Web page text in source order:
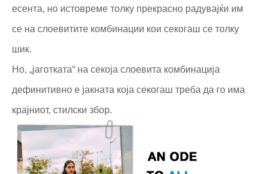
есента, но истовреме толку прекрасно радувајќи им
се на слоевитите комбинации кои секогаш се толку
шик.
Но, „јаготката“ на секоја слоевита комбинација
дефинитивно е јакната која секогаш треба да го има
крајниот, стилски збор.